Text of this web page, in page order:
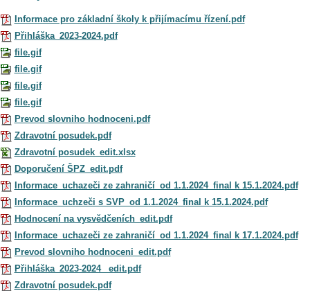
Informace pro základní školy k přijímacímu řízení.pdf
Přihláška_2023-2024.pdf
file.gif
file.gif
file.gif
file.gif
Prevod slovniho hodnoceni.pdf
Zdravotní posudek.pdf
Zdravotní posudek_edit.xlsx
Doporučení ŠPZ_edit.pdf
Informace_uchazeči ze zahraničí_od 1.1.2024_final k 15.1.2024.pdf
Informace_uchzeči s SVP_od 1.1.2024_final k 15.1.2024.pdf
Hodnocení na vysvědčeních_edit.pdf
Informace_uchazeči ze zahraničí_od 1.1.2024_final k 17.1.2024.pdf
Prevod slovniho hodnoceni_edit.pdf
Přihláška_2023-2024 _edit.pdf
Zdravotní posudek.pdf